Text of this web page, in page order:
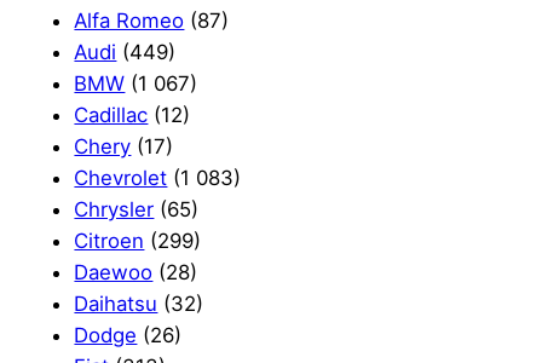
Alfa Romeo (87)
Audi (449)
BMW (1 067)
Cadillac (12)
Chery (17)
Chevrolet (1 083)
Chrysler (65)
Citroen (299)
Daewoo (28)
Daihatsu (32)
Dodge (26)